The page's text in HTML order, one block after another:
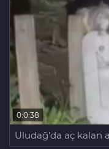
0:0:38
Uludağ'da aç kalan